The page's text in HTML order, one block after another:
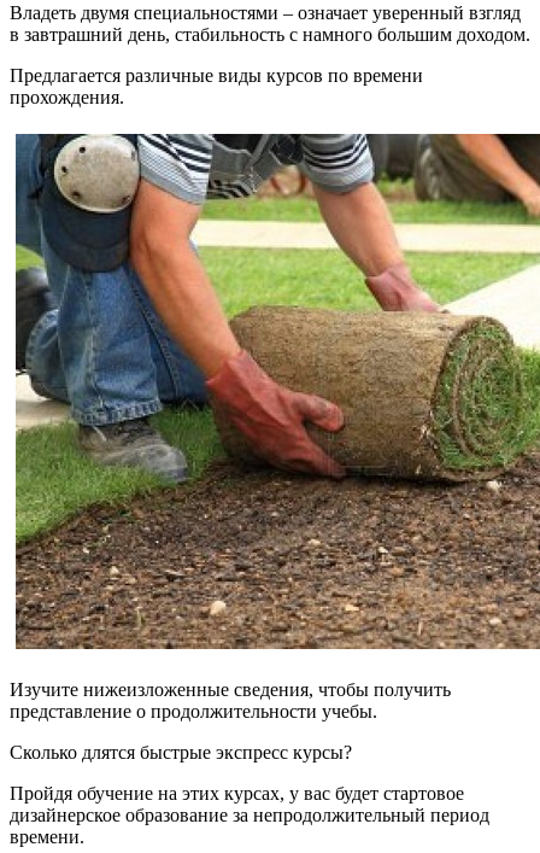
Владеть двумя специальностями – означает уверенный взгляд
в завтрашний день, стабильность с намного большим доходом.
Предлагается различные виды курсов по времени
прохождения.
Изучите нижеизложенные сведения, чтобы получить
представление о продолжительности учебы.
Сколько длятся быстрые экспресс курсы?
Пройдя обучение на этих курсах, у вас будет стартовое
дизайнерское образование за непродолжительный период
времени.